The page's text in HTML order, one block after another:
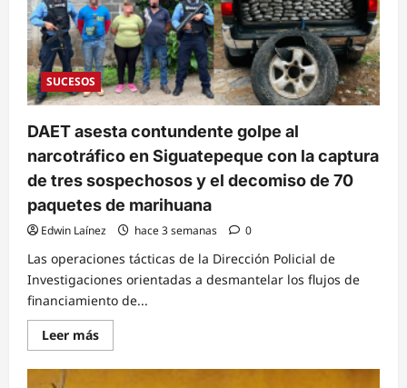
Universo
Tegucigalpa
2026
Wualys
Fuentes
en
Altos
del
SUCESOS
DAET asesta contundente golpe al
narcotráfico en Siguatepeque con la captura
de tres sospechosos y el decomiso de 70
paquetes de marihuana
Edwin Laínez hace 3 semanas 0
Las operaciones tácticas de la Dirección Policial de
Investigaciones orientadas a desmantelar los flujos de
financiamiento de...
Leer másRead
more
DAET